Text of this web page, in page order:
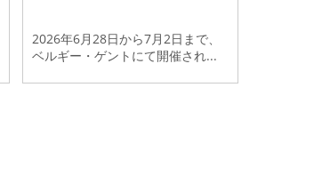
2026年6月28日から7月2日まで、
ベルギー・ゲントにて開催され...